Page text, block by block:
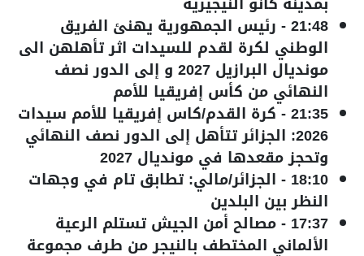
21:48
- رئيس الجمهورية يهنئ الفريق
الوطني لكرة لقدم للسيدات اثر تأهلهن الى
مونديال البرازيل 2027 و إلى الدور نصف
النهائي من كأس إفريقيا للأمم
21:35
-كرة القدم/كاس إفريقيا للأمم سيدات
2026: الجزائر تتأهل إلى الدور نصف النهائي
وتحجز مقعدها في مونديال 2027
18:10
- الجزائر/مالي: تطابق تام في وجهات
النظر بين البلدين
17:37
-مصالح أمن الجيش تستلم الرعية
الألماني المختطف بالنيجر من طرف مجموعة